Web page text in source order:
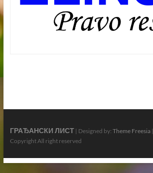
ГРАЂАНСКИ ЛИСТ| Designed by: Theme Freesia|
Copyright All right reserved